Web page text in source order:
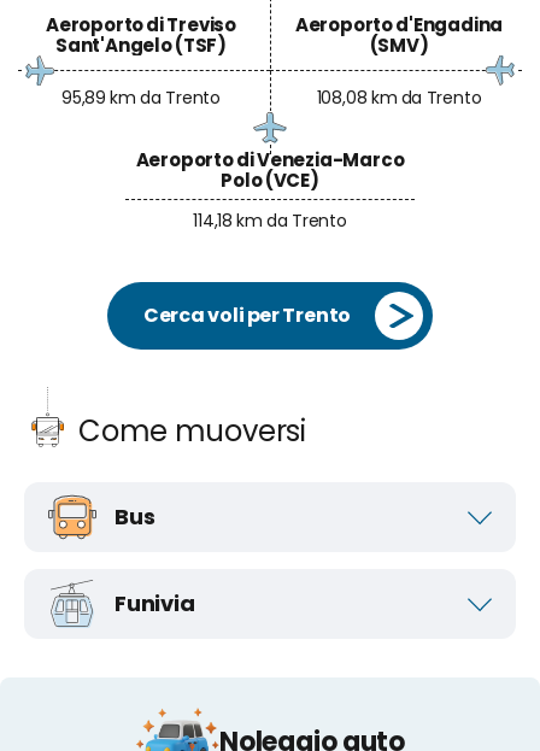
Aeroporto di Treviso
Sant'Angelo (TSF)
95,89 km da Trento
Aeroporto d'Engadina
(SMV)
108,08 km da Trento
Aeroporto di Venezia-Marco
Polo (VCE)
114,18 km da Trento
Cerca voli per Trento
Come muoversi
Bus
Funivia
Noleggio auto